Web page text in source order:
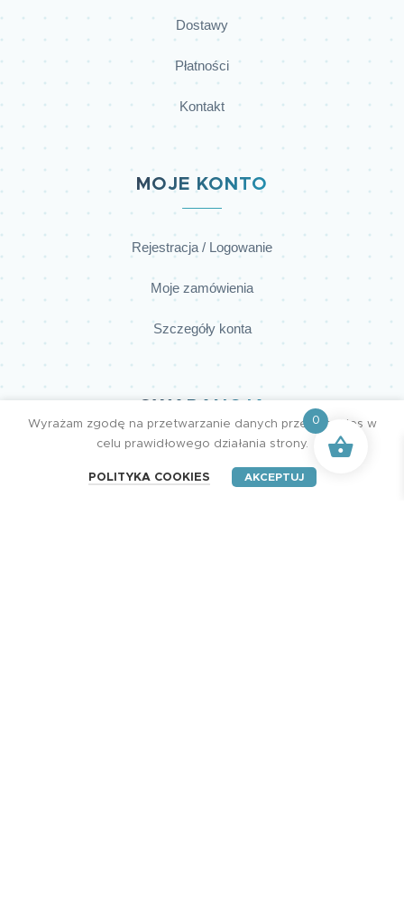
Dostawy
Płatności
Kontakt
MOJE KONTO
Rejestracja / Logowanie
Moje zamówienia
Szczegóły konta
Wyrażam zgodę na przetwarzanie danych przez cookies w
celu prawidłowego działania strony.
POLITYKA COOKIES AKCEPTUJ
0